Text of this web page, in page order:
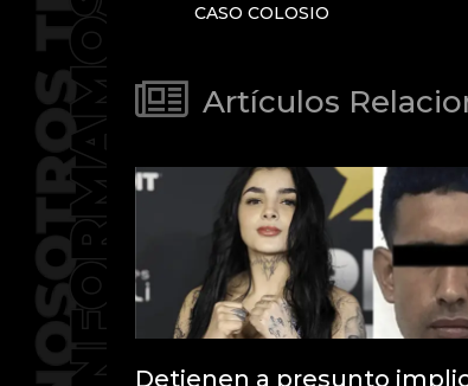
CASO COLOSIO
Artículos
Detienen a presunto